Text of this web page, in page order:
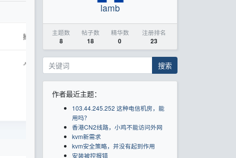
lamb
主题数
8
帖子数
18
精华数
0
注册排名
23
搜索
作者最近主题：
103.44.245.252 这种电信机房，能
用吗？
香港CN2线路，小鸡不能访问外网
kvm新需求
kvm安全策略，并没有起到作用
安装被控报错